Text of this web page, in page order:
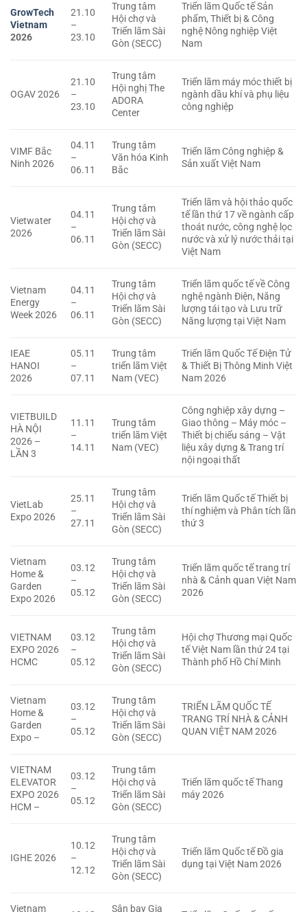
GrowTech
Vietnam
2026
21.10
–
23.10
Trung tâm
Hội chợ và
Triển lãm Sài
Gòn (SECC)
Triển lãm Quốc tế Sản
phẩm, Thiết bị & Công
nghệ Nông nghiệp Việt
Nam
OGAV 2026
21.10
–
23.10
Trung tâm
Hội nghị The
ADORA
Center
Triển lãm máy móc thiết bị
ngành dầu khí và phụ liệu
công nghiệp
VIMF Bắc
Ninh 2026
04.11
–
06.11
Trung tâm
Văn hóa Kinh
Bắc
Triển lãm Công nghiệp &
Sản xuất Việt Nam
Vietwater
2026
04.11
–
06.11
Trung tâm
Hội chợ và
Triển lãm Sài
Gòn (SECC)
Triển lãm và hội thảo quốc
tế lần thứ 17 về ngành cấp
thoát nước, công nghệ lọc
nước và xử lý nước thải tại
Việt Nam
Vietnam
Energy
Week 2026
04.11
–
06.11
Trung tâm
Hội chợ và
Triển lãm Sài
Gòn (SECC)
Triển lãm quốc tế về Công
nghệ ngành Điện, Năng
lượng tái tạo và Lưu trữ
Năng lượng tại Việt Nam
IEAE
HANOI
2026
05.11
–
07.11
Trung tâm
triển lãm Việt
Nam (VEC)
Triển lãm Quốc Tế Điện Tử
& Thiết Bị Thông Minh Việt
Nam 2026
VIETBUILD
HÀ NỘI
2026 –
LẦN 3
11.11
–
14.11
Trung tâm
triển lãm Việt
Nam (VEC)
Công nghiệp xây dựng –
Giao thông – Máy móc –
Thiết bị chiếu sáng – Vật
liệu xây dựng & Trang trí
nội ngoại thất
VietLab
Expo 2026
25.11
–
27.11
Trung tâm
Hội chợ và
Triển lãm Sài
Gòn (SECC)
Triển lãm Quốc tế Thiết bị
thí nghiệm và Phân tích lần
thứ 3
Vietnam
Home &
Garden
Expo 2026
03.12
–
05.12
Trung tâm
Hội chợ và
Triển lãm Sài
Gòn (SECC)
Triển lãm quốc tế trang trí
nhà & Cảnh quan Việt Nam
2026
VIETNAM
EXPO 2026
HCMC
03.12
–
05.12
Trung tâm
Hội chợ và
Triển lãm Sài
Gòn (SECC)
Hội chợ Thương mại Quốc
tế Việt Nam lần thứ 24 tại
Thành phố Hồ Chí Minh
Vietnam
Home &
Garden
Expo –
03.12
–
05.12
Trung tâm
Hội chợ và
Triển lãm Sài
Gòn (SECC)
TRIỂN LÃM QUỐC TẾ
TRANG TRÍ NHÀ & CẢNH
QUAN VIỆT NAM 2026
VIETNAM
ELEVATOR
EXPO 2026
HCM –
03.12
–
05.12
Trung tâm
Hội chợ và
Triển lãm Sài
Gòn (SECC)
Triển lãm quốc tế Thang
máy 2026
IGHE 2026
10.12
–
12.12
Trung tâm
Hội chợ và
Triển lãm Sài
Gòn (SECC)
Triển lãm Quốc tế Đồ gia
dụng tại Việt Nam 2026
Vietnam
Sân bay Gia